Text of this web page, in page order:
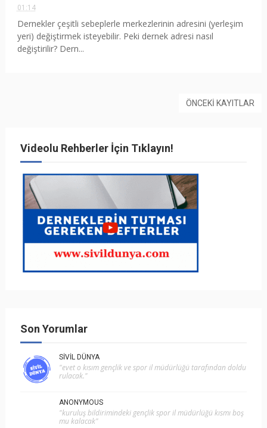
01:14
Dernekler çeşitli sebeplerle merkezlerinin adresini (yerleşim
yeri) değiştirmek isteyebilir. Peki dernek adresi nasıl
değiştirilir? Dern...
ÖNCEKI KAYITLAR
Videolu Rehberler İçin Tıklayın!
Son Yorumlar
SIVIL DÜNYA
"evet o kısım gençlik ve spor i̇l müdürlüğü tarafından doldu
rulacak."
ANONYMOUS
"kuruluş bildirimindeki gençlik spor il müdürlüğü kısmı boş
mu kalacak"